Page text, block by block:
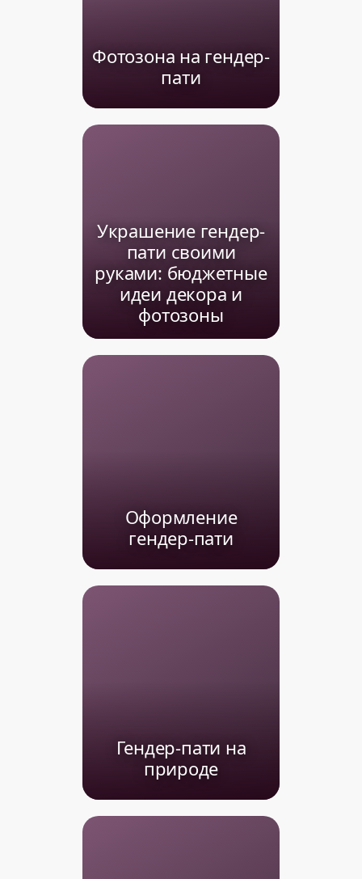
Фотозона на гендер-
пати
Украшение гендер-
пати своими
руками: бюджетные
идеи декора и
фотозоны
Оформление
гендер-пати
Гендер-пати на
природе